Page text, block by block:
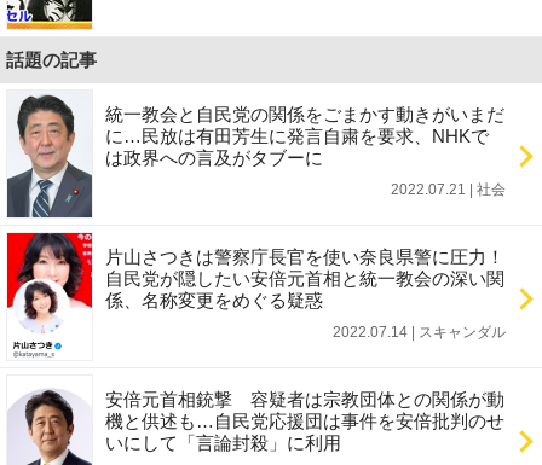
話題の記事
統一教会と自民党の関係をごまかす動きがいまだ
に…民放は有田芳生に発言自粛を要求、NHKで
は政界への言及がタブーに
2022.07.21 | 社会
片山さつきは警察庁長官を使い奈良県警に圧力！
自民党が隠したい安倍元首相と統一教会の深い関
係、名称変更をめぐる疑惑
2022.07.14 | スキャンダル
安倍元首相銃撃 容疑者は宗教団体との関係が動
機と供述も…自民党応援団は事件を安倍批判のせ
いにして「言論封殺」に利用